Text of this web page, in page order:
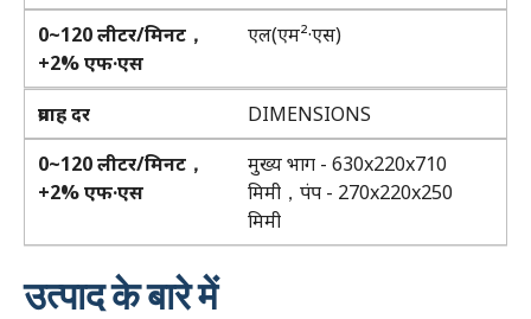
0~120 लीटर/मिनट，
+2% एफ·एस
एल(एम²·एस)
प्रवाह दर
DIMENSIONS
0~120 लीटर/मिनट，
+2% एफ·एस
मुख्य भाग - 630x220x710
मिमी，पंप - 270x220x250
मिमी
उत्पाद के बारे में